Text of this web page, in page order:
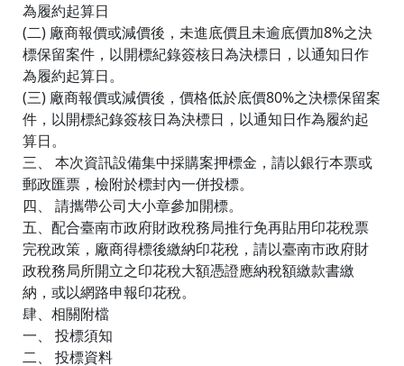
為履約起算日
(二) 廠商報價或減價後，未進底價且未逾底價加8%之決
標保留案件，以開標紀錄簽核日為決標日，以通知日作
為履約起算日。
(三) 廠商報價或減價後，價格低於底價80%之決標保留案
件，以開標紀錄簽核日為決標日，以通知日作為履約起
算日。
三、 本次資訊設備集中採購案押標金，請以銀行本票或
郵政匯票，檢附於標封內一併投標。
四、 請攜帶公司大小章參加開標。
五、配合臺南市政府財政稅務局推行免再貼用印花稅票
完稅政策，廠商得標後繳納印花稅，請以臺南市政府財
政稅務局所開立之印花稅大額憑證應納稅額繳款書繳
納，或以網路申報印花稅。
肆、相關附檔
一、 投標須知
二、 投標資料